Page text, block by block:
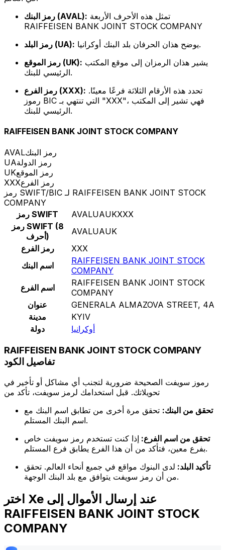
رمز البنك (AVAL):
RAIFFEISEN BANK JOINT STOCK COMPANY
رمز البلد (UA):
يوضح هذان الحرفان بلد البنك أوكرانيا.
رمز الموقع (UK):
الرئيسي للبنك.
رمز الفرع (XXX):
رموز BIC التي تنتهي بـ "XXX"، فهي تشير إلى المكتب
الرئيسي للبنك.
RAIFFEISEN BANK JOINT STOCK COMPANY
AVALرمز البنك
UAرمز الدولة
UKرمز الموقع
XXXرمز الفرع
رمز SWIFT/BIC لـ RAIFFEISEN BANK JOINT STOCK
COMPANY
رمز SWIFT
AVALUAUKXXX
رمز SWIFT (8
أحرف)
AVALUAUK
رمز الفرع
XXX
اسم البنك
RAIFFEISEN BANK JOINT STOCK
COMPANY
اسم الفرع
RAIFFEISEN BANK JOINT STOCK
COMPANY
عنوان
GENERALA ALMAZOVA STREET, 4A
مدينة
KYIV
دولة
أوكرانيا
RAIFFEISEN BANK JOINT STOCK COMPANY
تفاصيل الكود
رموز سويفت الصحيحة ضرورية لتجنب أي مشاكل أو تأخير في
تحويلاتك. قبل استخدامك لرمز سويفت، تأكد من
تحقق من البنك: تحقق مرة أخرى من تطابق اسم البنك مع
اسم البنك المستلم.
تحقق من اسم الفرع: إذا كنت تستخدم رمز سويفت خاص
بفرع معين، فتأكد من أن هذا الفرع يطابق فرع المستلم.
تأكيد البلد: لدى البنوك مواقع في جميع أنحاء العالم. تحقق
من أن رمز سويفت يتوافق مع بلد البنك الوجهة.
اختر Xe عند إرسال الأموال إلى
RAIFFEISEN BANK JOINT STOCK
COMPANY